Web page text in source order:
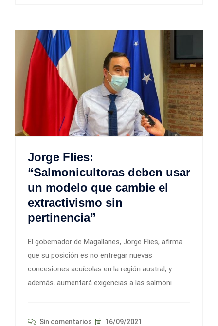
Jorge Flies:
“Salmonicultoras deben usar
un modelo que cambie el
extractivismo sin
pertinencia”
El gobernador de Magallanes, Jorge Flies, afirma
que su posición es no entregar nuevas
concesiones acuícolas en la región austral, y
además, aumentará exigencias a las salmoni
Sin comentarios 16/09/2021